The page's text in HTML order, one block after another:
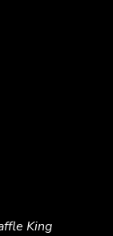
King